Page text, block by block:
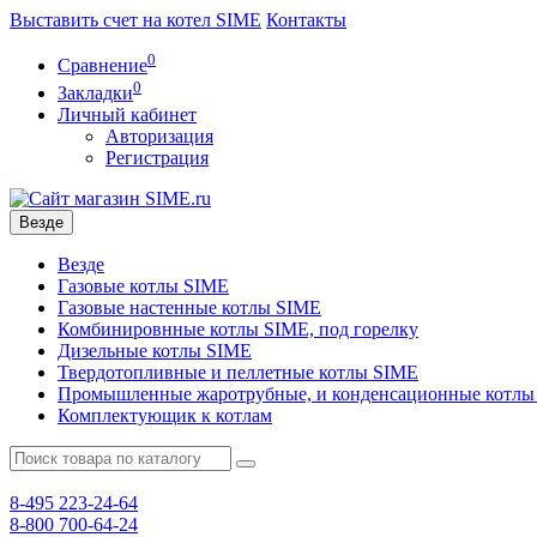
Выставить счет на котел SIME Контакты
Сравнение0
Закладки0
Личный кабинет
Авторизация
Регистрация
Везде
Везде
Газовые котлы SIME
Газовые настенные котлы SIME
Комбинировнные котлы SIME, под горелку
Дизельные котлы SIME
Твердотопливные и пеллетные котлы SIME
Промышленные жаротрубные, и конденсационные
Комплектующик к котлам
8-495 223-24-64
8-800 700-64-24